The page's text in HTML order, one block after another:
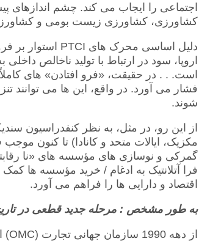
اجتماعی را ایجاب می کند. چشم اندازهای
کشاورزی، کشاورزی زیست بومی و
دلیل اساسی محرک های PTCI استوار بر
است. . . در حقیقت، «فرو افتادن» های
فشار می آورد. در واقع، این ها می توانند
شوند.
از این رو، در مثل، به نظر کنفدراسیون
مکزیک، ایالات متحد و کانادا) تا کنون
گمرکی و نوسازی های مؤسسه های «نا
فرا آتلانتیک به ادغام / خرید مؤسسه ها
اقتصاد و دارایی ها را فراهم می آورد.
به طور مشخص : مرحله جدید قطعی در
از دهه 1990 سازمان جهانی تجارت (OMC)